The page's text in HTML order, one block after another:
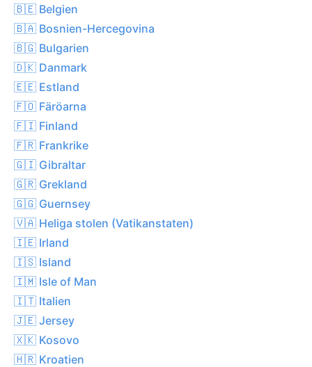
🇧🇪 Belgien
🇧🇦 Bosnien-Hercegovina
🇧🇬 Bulgarien
🇩🇰 Danmark
🇪🇪 Estland
🇫🇴 Färöarna
🇫🇮 Finland
🇫🇷 Frankrike
🇬🇮 Gibraltar
🇬🇷 Grekland
🇬🇬 Guernsey
🇻🇦 Heliga stolen (Vatikanstaten)
🇮🇪 Irland
🇮🇸 Island
🇮🇲 Isle of Man
🇮🇹 Italien
🇯🇪 Jersey
🇽🇰 Kosovo
🇭🇷 Kroatien